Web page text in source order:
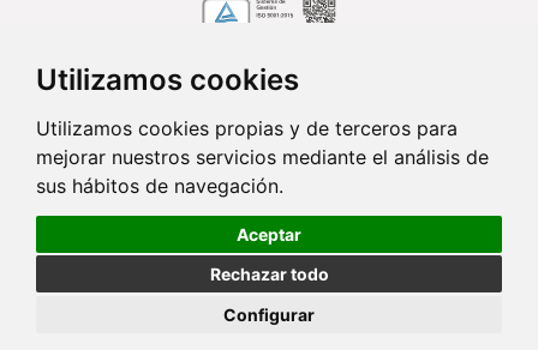
Utilizamos cookies
Utilizamos cookies propias y de terceros para
mejorar nuestros servicios mediante el análisis de
sus hábitos de navegación.
Aceptar
Rechazar todo
Configurar
Síguenos en...
Contacto
Av. Monforte de Lemos, 3-5. Pabellón 11. Planta 0 28029 Madrid
info@ciberisciii.es
Política de Privacidad
| Portal de Transparencia